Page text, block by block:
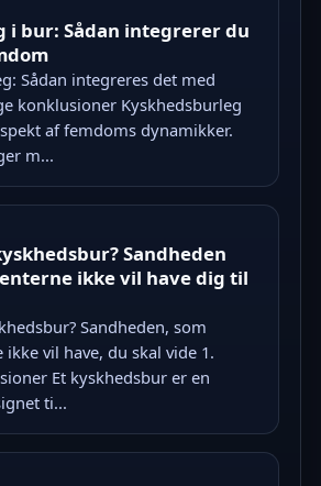
i bur: Sådan integrerer du
Sådan integreres det med
konklusioner Kyskhedsburleg
af femdoms dynamikker.
m...
Sandheden
ikke vil have dig til
Sandheden, som
vil have, du skal vide 1.
Et kyskhedsbur er en
ti...